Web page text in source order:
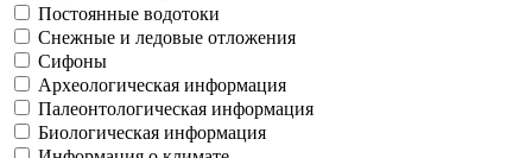
Постоянные водотоки
Снежные и ледовые отложения
Сифоны
Археологическая информация
Палеонтологическая информация
Биологическая информация